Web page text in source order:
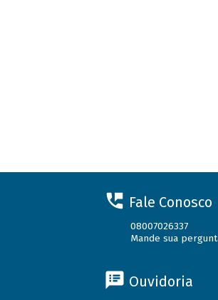
Fale Conosco
08007026337
Mande sua
Ouvidoria